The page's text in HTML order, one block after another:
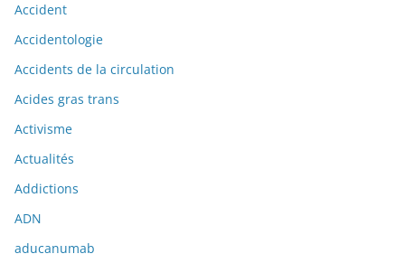
Accident
Accidentologie
Accidents de la circulation
Acides gras trans
Activisme
Actualités
Addictions
ADN
aducanumab